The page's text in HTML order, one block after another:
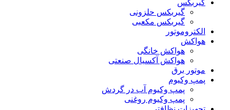
کولر گازی
گیربکس
گیربکس حلزونی
گیربکس مکعبی
الکتروموتور
هواکش
هواکش خانگی
هواکش آکسیال صنعتی
موتور برق
پمپ وکیوم
پمپ وکیوم آب در گردش